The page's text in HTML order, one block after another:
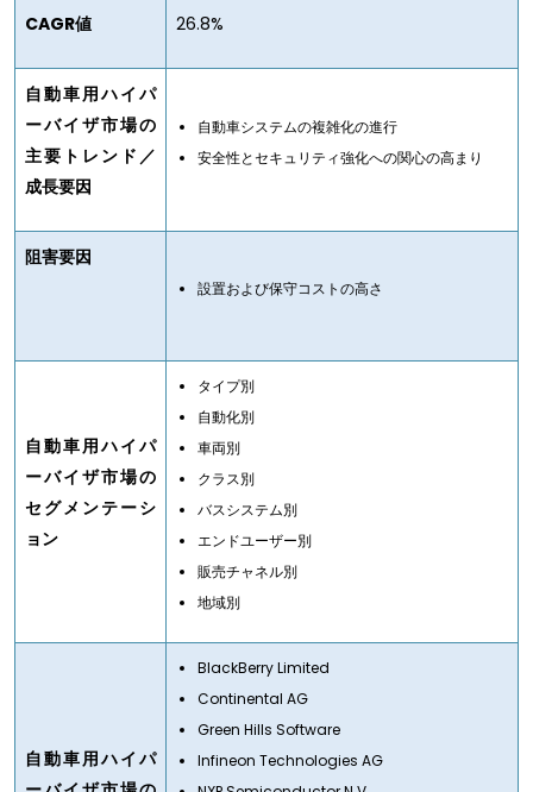
CAGR値 26.8%
自動車用ハイパ
ーバイザ市場の
主要トレンド／
成長要因
自動車システムの複雑化の進行
安全性とセキュリティ強化への関心の高まり
阻害要因
設置および保守コストの高さ
自動車用ハイパ
ーバイザ市場の
セグメンテーシ
ョン
タイプ別
自動化別
車両別
クラス別
バスシステム別
エンドユーザー別
販売チャネル別
地域別
自動車用ハイパ
BlackBerry Limited
Continental AG
Green Hills Software
Infineon Technologies AG